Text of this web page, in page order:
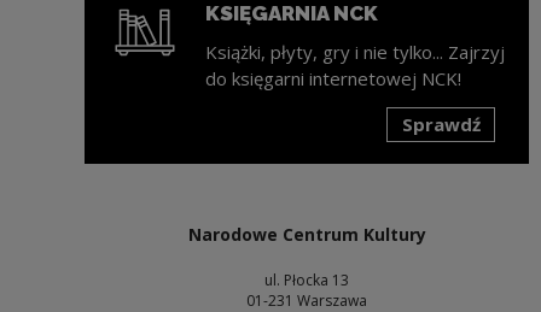
KSIĘGARNIA NCK
Książki, płyty, gry i nie tylko... Zajrzyj
do księgarni internetowej NCK!
Sprawdź
Narodowe Centrum Kultury
ul. Płocka 13
01-231 Warszawa